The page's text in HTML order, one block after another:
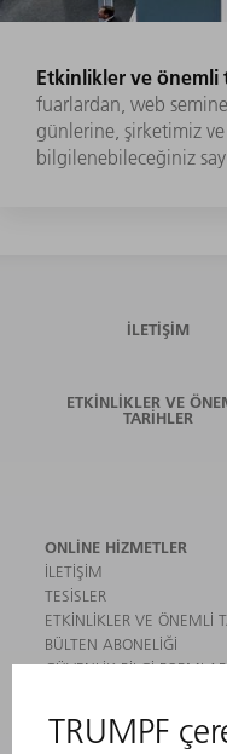
Etkinlikler ve önemli
fuarlardan, web
günlerine, şirketimiz
bilgilenebileceğiniz
İLETIŞIM
ETKINLIKLER VE
TARIHLER
ONLINE HIZMETLER
İLETIŞIM
TESISLER
ETKINLIKLER VE ÖNEMLI
BÜLTEN ABONELIĞI
GÜVENLIK BILGI
MAKINALAR VE SISTEMLER
LAZER